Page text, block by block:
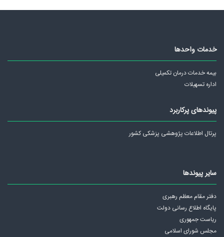
خدمات واحدها
بیمه خدمات درمان تکمیلی
اداره تسهیلات
پیوندهای پرکاربرد
پرتال اطلاعات پژوهشی پزشکی کشور
سایر پیوندها
دفتر مقام معظم رهبری
پايگاه اطلاع رسانی دولت
ریاست جمهوری
مجلس شورای اسلامی